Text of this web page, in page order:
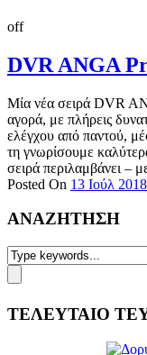
off
DVR ANGA
Μία νέα σειρά DVR
αγορά, με πλήρεις
ελέγχου από παντού,
τη γνωρίσουμε
σειρά περιλαμβάνει –
Posted On 13 Ιούλ 2018
ΑΝΑΖΗΤΗΣΗ
ΤΕΛΕΥΤΑΙΟ